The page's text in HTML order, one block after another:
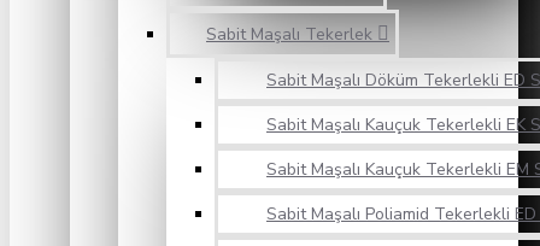
Sabit Maşalı Tekerlek
Sabit Maşalı Döküm Tekerlekli ED
Sabit Maşalı Kauçuk Tekerlekli EK
Sabit Maşalı Kauçuk Tekerlekli EM
Sabit Maşalı Poliamid Tekerlekli